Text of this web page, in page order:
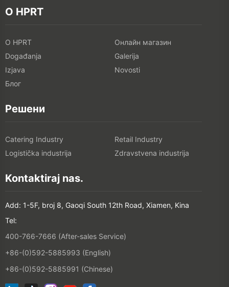
O HPRT
O HPRT
Онлайн магазин
Događanja
Galerija
Izjava
Novosti
Блог
Решени
Catering Industry
Retail Industry
Logistička industrija
Zdravstvena industrija
Kontaktiraj nas.
Add: 1-5F, broj 8, Gaoqi South 12th Road, Xiamen, Kina
Tel:
400-766-7666 (After-sales Service)
+86-(0)592-5885993 (English)
+86-(0)592-5885991 (Chinese)